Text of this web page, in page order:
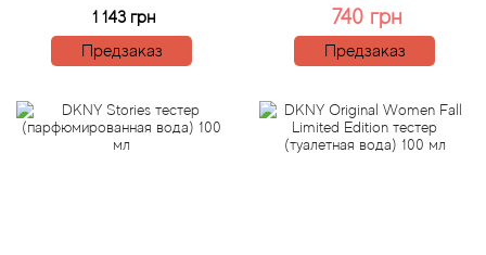
1 143 грн
Предзаказ
740 грн
Предзаказ
Benetton